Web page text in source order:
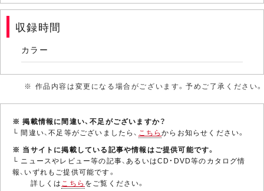
俊／美弥るりか／安里唯／森崎りな／佐藤淳／留依ま
収録時間
カラー
※ 作品内容は変更になる場合がございます。予めご了承ください。
※ 掲載情報に間違い、不足がございますか？
└ 間違い、不足等がございましたら、 こちらからお知らせください。
※ 当サイトに掲載している記事や情報はご提供可能です。
└ ニュースやレビュー等の記事、あるいはCD・DVD等のカタログ情
報、いずれもご提供可能です。
詳しくはこちら をご覧ください。